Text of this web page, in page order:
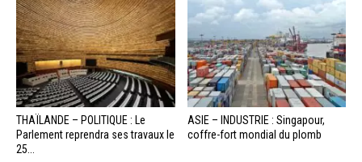
THAÏLANDE – POLITIQUE : Le
Parlement reprendra ses travaux le
25...
ASIE – INDUSTRIE : Singapour,
coffre-fort mondial du plomb